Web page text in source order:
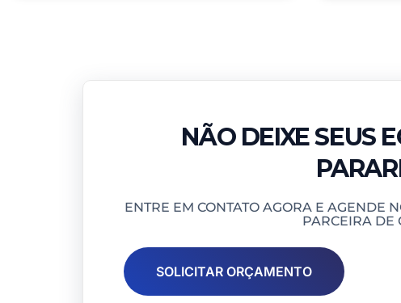
NÃO DEIXE SEUS
ENTRE EM CONTATO AGORA E AGENDE
PARCEIRA DE
SOLICITAR ORÇAMENTO